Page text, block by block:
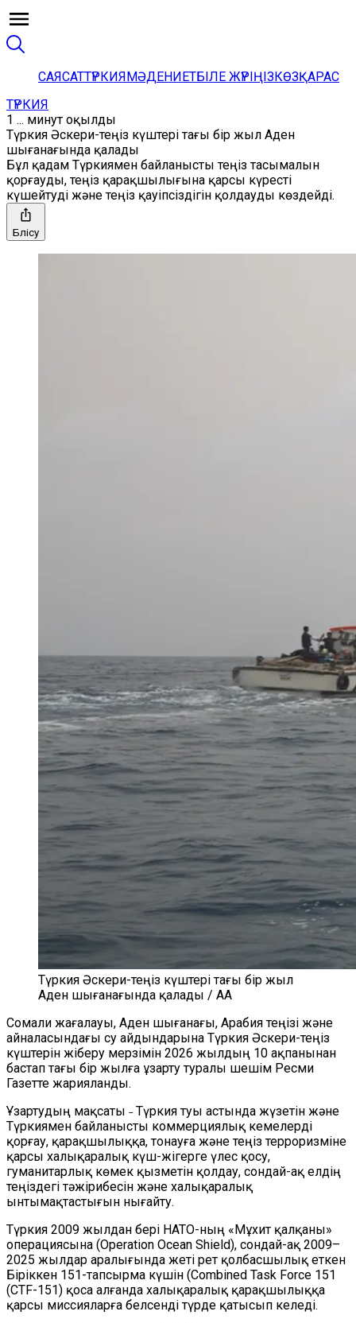
САЯСАТТҮРКИЯМӘДЕНИЕТБІЛЕ ЖҮРІҢІЗКӨЗҚАРАС
ТҮРКИЯ
1 ... минут оқылды
Түркия Әскери-теңіз күштері тағы бір жыл Аден
шығанағында қалады
Бұл қадам Түркиямен байланысты теңіз тасымалын
қорғауды, теңіз қарақшылығына қарсы күресті
күшейтуді және теңіз қауіпсіздігін қолдауды көздейді.
Бөлісу
Түркия Әскери-теңіз күштері тағы бір жыл
Аден шығанағында қалады / AA
Сомали жағалауы, Аден шығанағы, Арабия теңізі және
айналасындағы су айдындарына Түркия Әскери-теңіз
күштерін жіберу мерзімін 2026 жылдың 10 ақпанынан
бастап тағы бір жылға ұзарту туралы шешім Ресми
Газетте жарияланды.
Ұзартудың мақсаты ˗ Түркия туы астында жүзетін және
Түркиямен байланысты коммерциялық кемелерді
қорғау, қарақшылыққа, тонауға және теңіз терроризміне
қарсы халықаралық күш-жігерге үлес қосу,
гуманитарлық көмек қызметін қолдау, сондай-ақ елдің
теңіздегі тәжірибесін және халықаралық
ынтымақтастығын нығайту.
Түркия 2009 жылдан бері НАТО-ның «Мұхит қалқаны»
операциясына (Operation Ocean Shield), сондай-ақ 2009–
2025 жылдар аралығында жеті рет қолбасшылық еткен
Біріккен 151-тапсырма күшін (Combined Task Force 151
(CTF-151) қоса алғанда халықаралық қарақшылыққа
қарсы миссияларға белсенді түрде қатысып келеді.